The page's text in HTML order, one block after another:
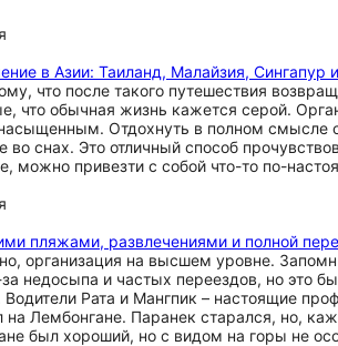
в Азии: Таиланд, Малайзия, Сингапур
что после такого путешествия
что обычная жизнь кажется серой.
Отдохнуть в полном смысле
во снах. Это отличный способ
можно привезти с собой что-то по-
пляжами, развлечениями и полной
организация на высшем уровне.
за недосыпа и частых переездов, но
Водители Рата и Мангпик – настоящие
на Лембонгане. Паранек старался, но,
был хороший, но с видом на горы не